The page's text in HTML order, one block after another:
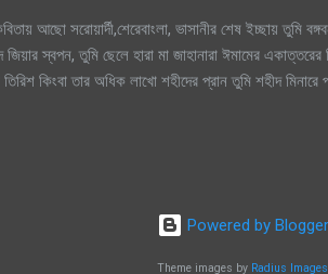
আছো সরোয়ার্দী,শেরেবাংলা, ভাসানীর শেষ ইচ্ছায় তুমি
জিয়ার স্বপন, তুমি ছেলে হারা মা জাহানারা ঈমামের
কিংবা তার অধিক লাখো শহীদের প্রান তুমি শহীদ
তুমি কবি নজরুলের বিদ্রোহী কবিতা উন্নত মম্ শীর তুমি
সোনার বাংলা, আমি তোমায় ভালোবাসি, জ...
Powered by Blogger
Theme images by Radius Images